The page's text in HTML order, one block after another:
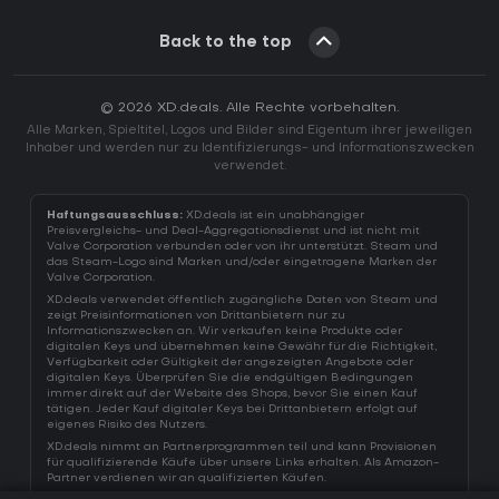
Back to the top
© 2026 XD.deals. Alle Rechte vorbehalten.
Alle Marken, Spieltitel, Logos und Bilder sind Eigentum ihrer jeweiligen
Inhaber und werden nur zu Identifizierungs- und Informationszwecken
verwendet.
Haftungsausschluss: XD.deals ist ein unabhängiger
Preisvergleichs- und Deal-Aggregationsdienst und ist nicht mit
Valve Corporation verbunden oder von ihr unterstützt. Steam und
das Steam-Logo sind Marken und/oder eingetragene Marken der
Valve Corporation.
XD.deals verwendet öffentlich zugängliche Daten von Steam und
zeigt Preisinformationen von Drittanbietern nur zu
Informationszwecken an. Wir verkaufen keine Produkte oder
digitalen Keys und übernehmen keine Gewähr für die Richtigkeit,
Verfügbarkeit oder Gültigkeit der angezeigten Angebote oder
digitalen Keys. Überprüfen Sie die endgültigen Bedingungen
immer direkt auf der Website des Shops, bevor Sie einen Kauf
tätigen. Jeder Kauf digitaler Keys bei Drittanbietern erfolgt auf
eigenes Risiko des Nutzers.
XD.deals nimmt an Partnerprogrammen teil und kann Provisionen
für qualifizierende Käufe über unsere Links erhalten. Als Amazon-
Partner verdienen wir an qualifizierten Käufen.